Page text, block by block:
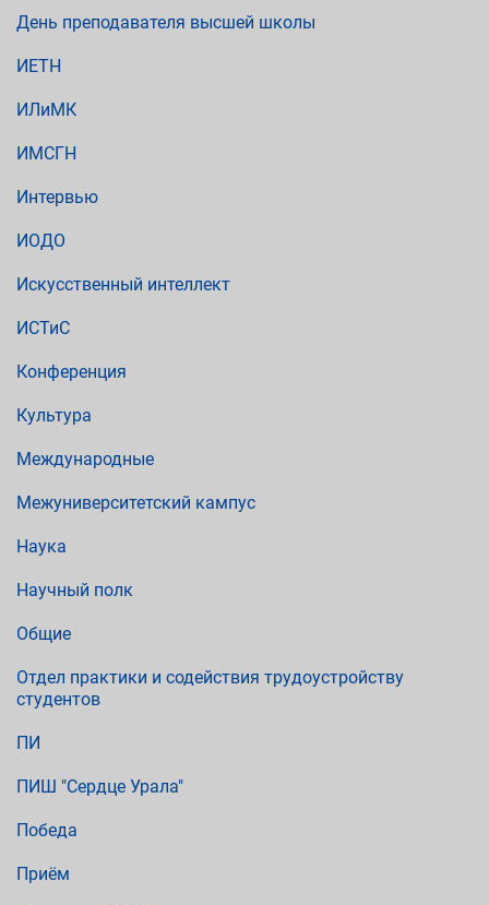
День преподавателя высшей школы
ИЕТН
ИЛиМК
ИМСГН
Интервью
ИОДО
Искусственный интеллект
ИСТиС
Конференция
Культура
Международные
Межуниверситетский кампус
Наука
Научный полк
Общие
Отдел практики и содействия трудоустройству
студентов
ПИ
ПИШ "Сердце Урала"
Победа
Приём